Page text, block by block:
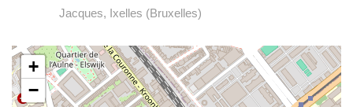
Jacques, Ixelles (Bruxelles)
+
−